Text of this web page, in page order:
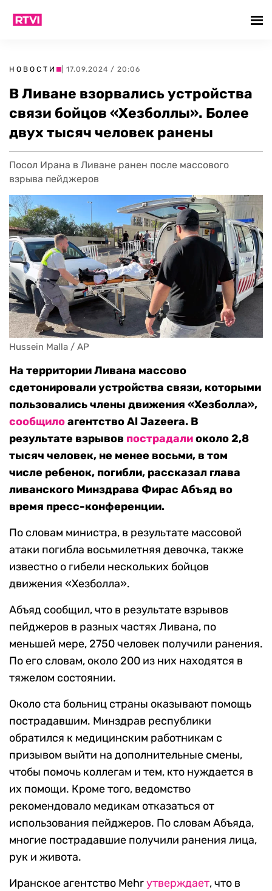
НОВОСТИ | 17.09.2024 / 20:06
В Ливане взорвались устройства
связи бойцов «Хезболлы». Более
двух тысяч человек ранены
Посол Ирана в Ливане ранен после массового
взрыва пейджеров
Hussein Malla / AP
На территории Ливана массово
сдетонировали устройства связи, которыми
пользовались члены движения «Хезболла»,
сообщилоагентство Al Jazeera. В
результате взрывов пострадалиоколо 2,8
тысяч человек, не менее восьми, в том
числе ребенок, погибли, рассказал глава
ливанского Минздрава Фирас Абъяд во
время пресс-конференции.
По словам министра, в результате массовой
атаки погибла восьмилетняя девочка, также
известно о гибели нескольких бойцов
движения «Хезболла».
Абъяд сообщил, что в результате взрывов
пейджеров в разных частях Ливана, по
меньшей мере, 2750 человек получили ранения.
По его словам, около 200 из них находятся в
тяжелом состоянии.
Около ста больниц страны оказывают помощь
пострадавшим. Минздрав республики
обратился к медицинским работникам с
призывом выйти на дополнительные смены,
чтобы помочь коллегам и тем, кто нуждается в
их помощи. Кроме того, ведомство
рекомендовало медикам отказаться от
использования пейджеров. По словам Абъяда,
многие пострадавшие получили ранения лица,
рук и живота.
Иранское агентство Mehrутверждает, что в